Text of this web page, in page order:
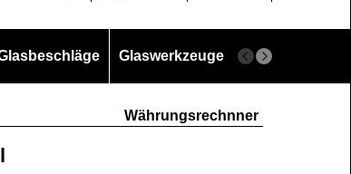
Glaswerkzeuge Glasschneider
Währungsrechnner